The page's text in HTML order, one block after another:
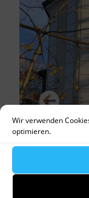
Wir verwenden
optimieren.